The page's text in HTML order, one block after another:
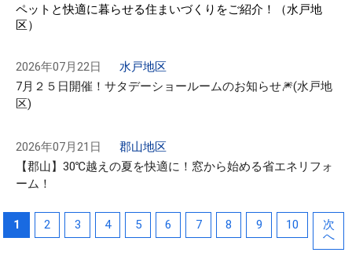
ペットと快適に暮らせる住まいづくりをご紹介！（水戸地
区）
2026年07月22日
水戸地区
7月２５日開催！サタデーショールームのお知らせ🎆(水戸地
区)
2026年07月21日
郡山地区
【郡山】30℃越えの夏を快適に！窓から始める省エネリフォ
ーム！
1 2 3 4 5 6 7 8 9 10
次
へ